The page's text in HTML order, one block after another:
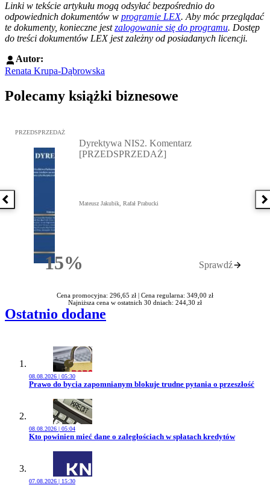
Linki w tekście artykułu mogą odsyłać bezpośrednio do
odpowiednich dokumentów w programie LEX. Aby móc przeglądać
te dokumenty, konieczne jestzalogowanie się do programu. Dostęp
do treści dokumentów LEX jest zależny od posiadanych licencji.
Autor:
Renata Krupa-Dąbrowska
Polecamy książki biznesowe
Poprzednia książka
Przejdź do: Dyrektywa NIS2. Komentarz [PRZEDSPRZEDAŻ],
PRZEDSPRZEDAŻ
15%Rabatu
Dyrektywa NIS2. Komentarz
[PRZEDSPRZEDAŻ]
Mateusz Jakubik, Rafał Prabucki
Sprawdź
Cena promocyjna: 296,65 zł | Cena regularna: 349,00 zł
Najniższa cena w ostatnich 30 dniach: 244,30 zł
Ostatnio dodane
08.08.2026 | 05:30
Przejdź do artykułu:
Prawo do bycia zapomnianym blokuje trudne pytania o przeszłość
08.08.2026 | 05:04
Przejdź do artykułu:
Kto powinien mieć dane o zaległościach w spłatach kredytów
07.08.2026 | 15:30